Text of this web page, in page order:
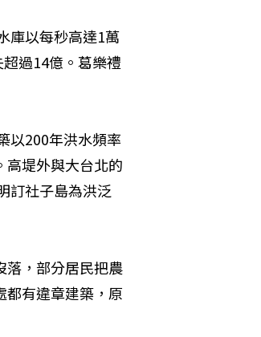
庫以每秒高達1萬
過14億。葛樂禮
以200年洪水頻率
高堤外與大台北的
訂社子島為洪泛
落，部分居民把農
都有違章建築，原